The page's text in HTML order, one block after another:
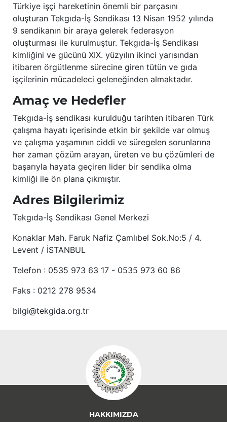
Türkiye işçi hareketinin önemli bir parçasını
oluşturan Tekgıda-İş Sendikası 13 Nisan 1952 yılında
9 sendikanın bir araya gelerek federasyon
oluşturması ile kurulmuştur. Tekgıda-İş Sendikası
kimliğini ve gücünü XIX. yüzyılın ikinci yarısından
itibaren örgütlenme sürecine giren tütün ve gıda
işçilerinin mücadeleci geleneğinden almaktadır.
Amaç ve Hedefler
Tekgıda-İş sendikası kurulduğu tarihten itibaren Türk
çalışma hayatı içerisinde etkin bir şekilde var olmuş
ve çalışma yaşamının ciddi ve süregelen sorunlarına
her zaman çözüm arayan, üreten ve bu çözümleri de
başarıyla hayata geçiren lider bir sendika olma
kimliği ile ön plana çıkmıştır.
Adres Bilgilerimiz
Tekgıda-İş Sendikası Genel Merkezi
Konaklar Mah. Faruk Nafiz Çamlıbel Sok.No:5 / 4.
Levent / İSTANBUL
Telefon : 0535 973 63 17 - 0535 973 60 86
Faks : 0212 278 9534
bilgi@tekgida.org.tr
HAKKIMIZDA